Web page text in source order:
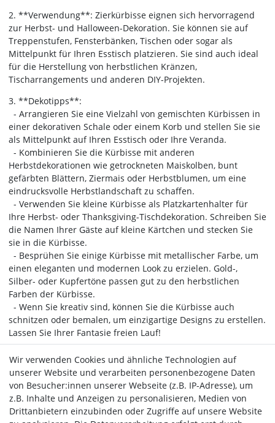
2. **Verwendung**: Zierkürbisse eignen sich hervorragend
zur Herbst- und Halloween-Dekoration. Sie können sie auf
Treppenstufen, Fensterbänken, Tischen oder sogar als
Mittelpunkt für Ihren Esstisch platzieren. Sie sind auch ideal
für die Herstellung von herbstlichen Kränzen,
Tischarrangements und anderen DIY-Projekten.
3. **Dekotipps**:
- Arrangieren Sie eine Vielzahl von gemischten Kürbissen in
einer dekorativen Schale oder einem Korb und stellen Sie sie
als Mittelpunkt auf Ihren Esstisch oder Ihre Veranda.
- Kombinieren Sie die Kürbisse mit anderen
Herbstdekorationen wie getrockneten Maiskolben, bunt
gefärbten Blättern, Ziermais oder Herbstblumen, um eine
eindrucksvolle Herbstlandschaft zu schaffen.
- Verwenden Sie kleine Kürbisse als Platzkartenhalter für
Ihre Herbst- oder Thanksgiving-Tischdekoration. Schreiben Sie
die Namen Ihrer Gäste auf kleine Kärtchen und stecken Sie
sie in die Kürbisse.
- Besprühen Sie einige Kürbisse mit metallischer Farbe, um
einen eleganten und modernen Look zu erzielen. Gold-,
Silber- oder Kupfertöne passen gut zu den herbstlichen
Farben der Kürbisse.
- Wenn Sie kreativ sind, können Sie die Kürbisse auch
schnitzen oder bemalen, um einzigartige Designs zu erstellen.
Lassen Sie Ihrer Fantasie freien Lauf!
Mit gemischten kleinen bunten und formfrohen
Dekorkürbissen können Sie Ihrer Herbst- und Halloween-
Dekoration eine spielerische und lebendige Note verleihen.
Experimentieren Sie mit verschiedenen Arrangements und
Dekoideen, um eine einladende und charmante Atmosphäre
zu schaffen.
Wir verwenden Cookies und ähnliche Technologien auf
unserer Website und verarbeiten personenbezogene Daten
von Besucher:innen unserer Webseite (z.B. IP-Adresse), um
z.B. Inhalte und Anzeigen zu personalisieren, Medien von
Drittanbietern einzubinden oder Zugriffe auf unsere Website